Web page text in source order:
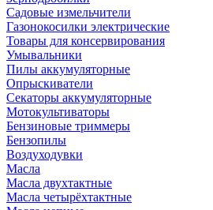
Садовые измельчители
Газонокосилки электрические
Товары для консервирования
Умывальники
Пилы аккумуляторные
Опрыскиватели
Секаторы аккумуляторные
Мотокультиваторы
Бензиновые триммеры
Бензопилы
Воздуходувки
Масла
Масла двухтактные
Масла четырёхтактные